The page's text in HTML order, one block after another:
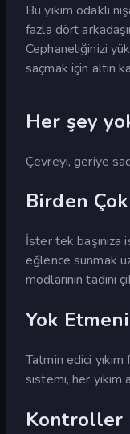
Bu yıkım odaklı
fazla dört
Cephaneliğinizi
saçmak için altın
Her şey
Çevreyi, geriye
Birden
İster tek başınıza
eğlence sunmak
modlarının tadını
Yok
Tatmin edici
sistemi, her yıkım
Kontroller